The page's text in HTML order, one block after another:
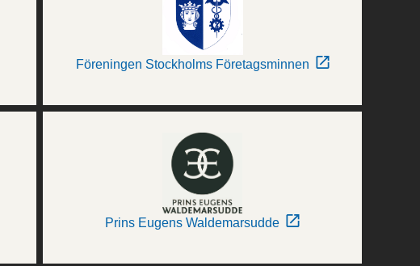
Föreningen Stockholms Företagsminnen
Prins Eugens Waldemarsudde